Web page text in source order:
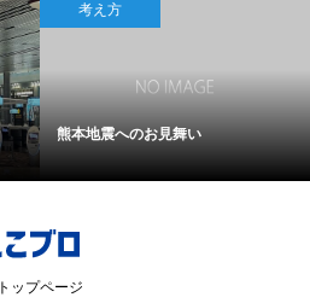
考え方
熊本地震へのお見舞い
トップページ